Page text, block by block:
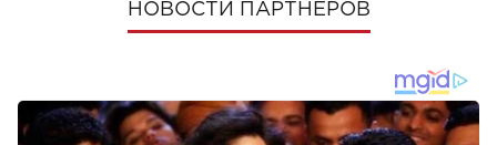
НОВОСТИ ПАРТНЕРОВ